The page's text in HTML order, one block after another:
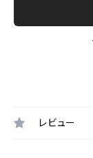
レビュー